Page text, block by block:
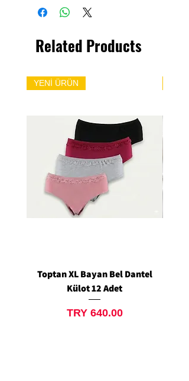
Related Products
YENİ ÜRÜN
Toptan XL Bayan Bel Dantel
Külot 12 Adet
Price
TRY 640.00